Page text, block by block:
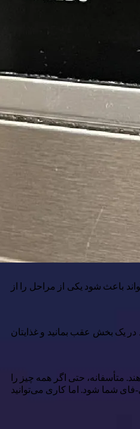
باعث شود یکی از مراحل را از
که در وسط یک دستور ۱۲ مرحله‌ای هستید می‌تواند باعث شود در یک بخش عقب بمانید و غذایتان
متأسفانه، حتی اگر همه چیز را
شما شود. اما کاری می‌توانید